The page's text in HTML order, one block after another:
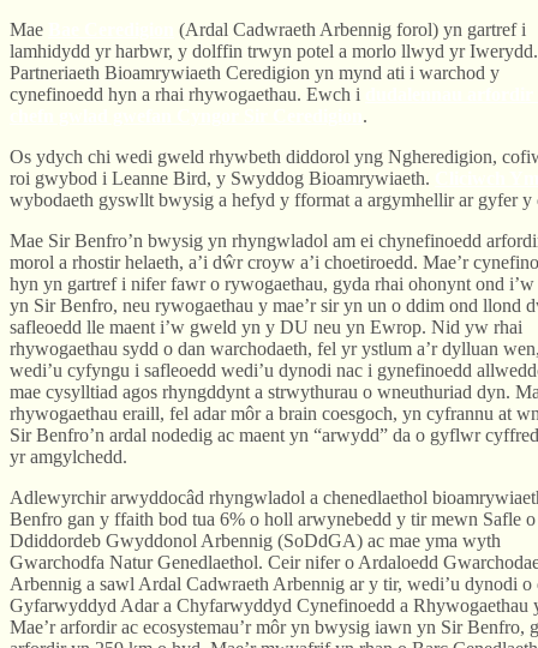
Mae
(Ardal Cadwraeth Arbennig forol) yn gartref i
lamhidydd yr harbwr, y dolffin trwyn potel a morlo llwyd yr
Partneriaeth Bioamrywiaeth Ceredigion yn mynd ati i warchod y
cynefinoedd hyn a rhai rhywogaethau. Ewch i
.
Os ydych chi wedi gweld rhywbeth diddorol yng Ngheredigion,
roi gwybod i Leanne Bird, y Swyddog Bioamrywiaeth.
wybodaeth gyswllt bwysig a hefyd y fformat a argymhellir ar gyfer y
Mae Sir Benfro’n bwysig yn rhyngwladol am ei chynefinoedd
morol a rhostir helaeth, a’i dŵr croyw a’i choetiroedd. Mae’r
hyn yn gartref i nifer fawr o rywogaethau, gyda rhai ohonynt ond
yn Sir Benfro, neu rywogaethau y mae’r sir yn un o ddim ond llond
safleoedd lle maent i’w gweld yn y DU neu yn Ewrop. Nid yw rhai
rhywogaethau sydd o dan warchodaeth, fel yr ystlum a’r dylluan
wedi’u cyfyngu i safleoedd wedi’u dynodi nac i gynefinoedd
mae cysylltiad agos rhyngddynt a strwythurau o wneuthuriad dyn.
rhywogaethau eraill, fel adar môr a brain coesgoch, yn cyfrannu at
Sir Benfro’n ardal nodedig ac maent yn “arwydd” da o gyflwr
yr amgylchedd.
Adlewyrchir arwyddocâd rhyngwladol a chenedlaethol
Benfro gan y ffaith bod tua 6% o holl arwynebedd y tir mewn Safle o
Ddiddordeb Gwyddonol Arbennig (SoDdGA) ac mae yma wyth
Gwarchodfa Natur Genedlaethol. Ceir nifer o Ardaloedd
Arbennig a sawl Ardal Cadwraeth Arbennig ar y tir, wedi’u dynodi o
Gyfarwyddyd Adar a Chyfarwyddyd Cynefinoedd a Rhywogaethau
Mae’r arfordir ac ecosystemau’r môr yn bwysig iawn yn Sir Benfro,